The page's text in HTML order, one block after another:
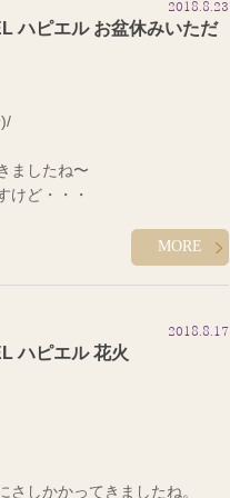
ことができるなと改めて勉強に
色をチョイスしてしまってい
ルカラーをもとにＨＡＰＰＹ
ＡＰＰＹにできるメニューを
光客や修学旅行の学生で
葛藤でした(笑)
かけてもまだ三分の一くらいの
念…
話になりました♪
2018.8.23
ハピエル お盆休みいただ
ましたね〜
けど・・・
てびっくりです(>_<)
盆休みをいただきまし
友達と帰省しましたよ♪
MORE
2018.8.17
ハピエル 花火
しかかってきましたね。